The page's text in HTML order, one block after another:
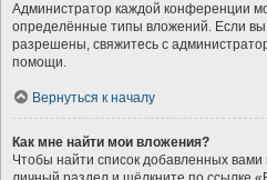
Администратор каждой конференции
определённые типы вложений. Если вы
разрешены, свяжитесь с
помощи.
Вернуться к началу
Как мне найти мои вложения?
Чтобы найти список добавленных